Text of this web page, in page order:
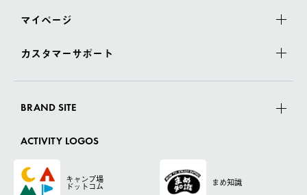
マイページ
カスタマーサポート
BRAND SITE
ACTIVITY LOGOS
キャンプ場
ドットコム まめ知識